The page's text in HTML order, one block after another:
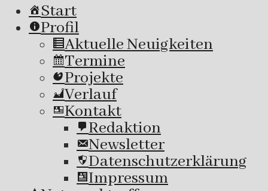
Start
Profil
Aktuelle Neuigkeiten
Termine
Projekte
Verlauf
Kontakt
Redaktion
Newsletter
Datenschutzerklärung
Impressum